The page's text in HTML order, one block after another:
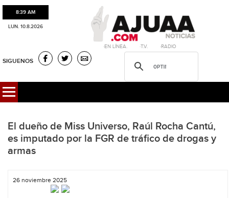
8:39 AM
LUN. 10.8.2026
·EN LÍNEA. ·T.V. ·RADIO
SIGUENOS
El dueño de Miss Universo, Raúl Rocha Cantú,
es imputado por la FGR de tráfico de drogas y
armas
26 noviembre 2025